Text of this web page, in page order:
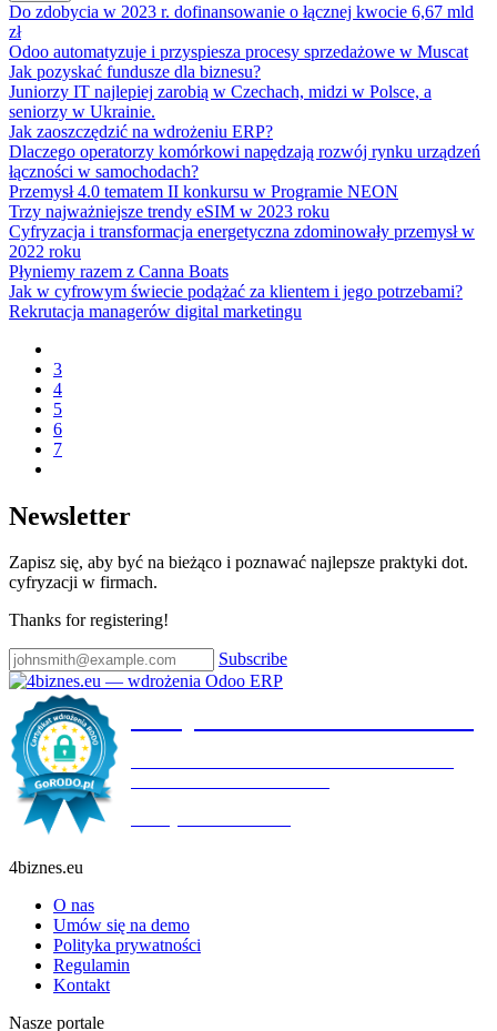
Do zdobycia w 2023 r. dofinansowanie o łącznej kwocie 6,67 mld
zł
Odoo automatyzuje i przyspiesza procesy sprzedażowe w Muscat
Jak pozyskać fundusze dla biznesu?
Juniorzy IT najlepiej zarobią w Czechach, midzi w Polsce, a
seniorzy w Ukrainie.
Jak zaoszczędzić na wdrożeniu ERP?
Dlaczego operatorzy komórkowi napędzają rozwój rynku urządzeń
łączności w samochodach?
Przemysł 4.0 tematem II konkursu w Programie NEON
Trzy najważniejsze trendy eSIM w 2023 roku
Cyfryzacja i transformacja energetyczna zdominowały przemysł w
2022 roku
Płyniemy razem z Canna Boats
Jak w cyfrowym świecie podążać za klientem i jego potrzebami?
Rekrutacja managerów digital marketingu
3
4
5
6
7
Newsletter
Zapisz się, aby być na bieżąco i poznawać najlepsze praktyki dot.
cyfryzacji w firmach.
Thanks for registering!
Subscribe
4biznes.eu
O nas
Umów się na demo
Polityka prywatności
Regulamin
Kontakt
Nasze portale